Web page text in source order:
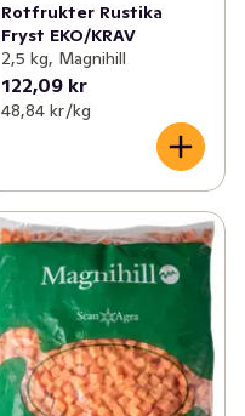
Rotfrukter Rustika
Fryst EKO/KRAV
2,5 kg, Magnihill
122,09 kr
48,84 kr /kg